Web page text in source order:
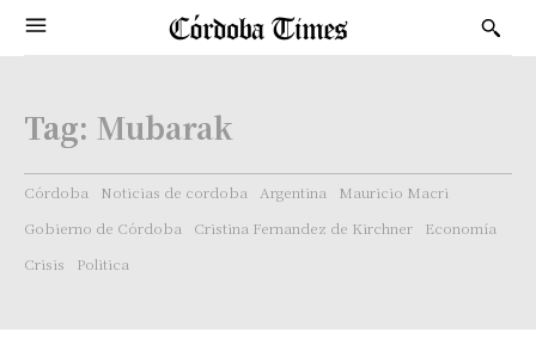
Tag: Mubarak
Córdoba Noticias de cordoba Argentina
Mauricio Macri
Gobierno de Córdoba
Cristina Fernandez de Kirchner
Economía
Crisis
Politica